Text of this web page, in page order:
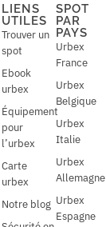
LIENS
UTILES
Trouver un
spot
Ebook
urbex
Équipement
pour
l’urbex
Carte
urbex
Notre blog
SPOT
PAR
PAYS
Urbex
France
Urbex
Belgique
Urbex
Italie
Urbex
Allemagne
Urbex
Espagne